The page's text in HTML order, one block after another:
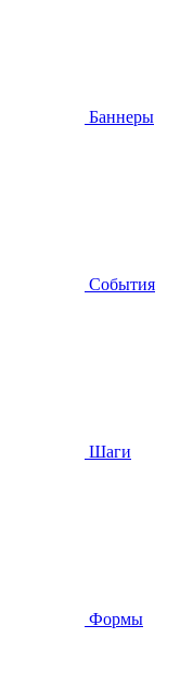
Баннеры
События
Шаги
Формы